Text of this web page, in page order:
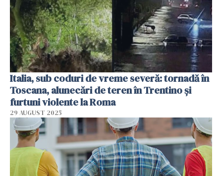
Italia, sub coduri de vreme severă: tornadă în
Toscana, alunecări de teren în Trentino și
furtuni violente la Roma
29 AUGUST 2025